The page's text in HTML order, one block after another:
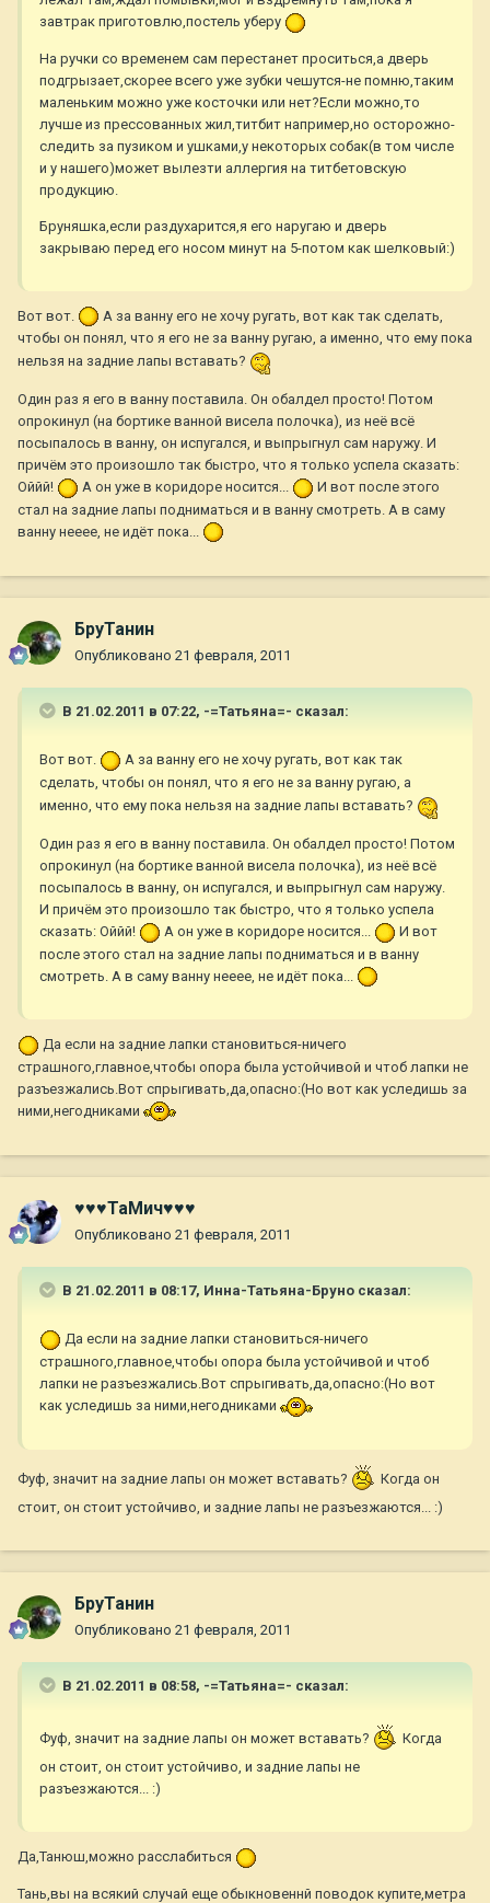
завтрак приготовлю,постель уберу
На ручки со временем сам перестанет проситься,а дверь
подгрызает,скорее всего уже зубки чешутся-не помню,таким
маленьким можно уже косточки или нет?Если можно,то
лучше из прессованных жил,титбит например,но осторожно-
следить за пузиком и ушками,у некоторых собак(в том числе
и у нашего)может вылезти аллергия на титбетовскую
продукцию.
Бруняшка,если раздухарится,я его наругаю и дверь
закрываю перед его носом минут на 5-потом как шелковый:)
Вот вот.
А за ванну его не хочу ругать, вот как так сделать,
чтобы он понял, что я его не за ванну ругаю, а именно, что ему пока
нельзя на задние лапы вставать?
Один раз я его в ванну поставила. Он обалдел просто! Потом
опрокинул (на бортике ванной висела полочка), из неё всё
посыпалось в ванну, он испугался, и выпрыгнул сам наружу. И
причём это произошло так быстро, что я только успела сказать:
Оййй!
А он уже в коридоре носится...
И вот после этого
стал на задние лапы подниматься и в ванну смотреть. А в саму
ванну нееее, не идёт пока...
БруТанин
Опубликовано 21 февраля, 2011
В 21.02.2011 в 07:22, -=Татьяна=- сказал:
Вот вот.
А за ванну его не хочу ругать, вот как так
сделать, чтобы он понял, что я его не за ванну ругаю, а
именно, что ему пока нельзя на задние лапы вставать?
Один раз я его в ванну поставила. Он обалдел просто! Потом
опрокинул (на бортике ванной висела полочка), из неё всё
посыпалось в ванну, он испугался, и выпрыгнул сам наружу.
И причём это произошло так быстро, что я только успела
сказать: Оййй!
А он уже в коридоре носится...
И вот
после этого стал на задние лапы подниматься и в ванну
смотреть. А в саму ванну нееее, не идёт пока...
Да если на задние лапки становиться-ничего
страшного,главное,чтобы опора была устойчивой и чтоб лапки не
разъезжались.Вот спрыгивать,да,опасно:(Но вот как уследишь за
ними,негодниками
♥♥♥ТаМич♥♥♥
Опубликовано 21 февраля, 2011
В 21.02.2011 в 08:17, Инна-Татьяна-Бруно сказал:
Да если на задние лапки становиться-ничего
страшного,главное,чтобы опора была устойчивой и чтоб
лапки не разъезжались.Вот спрыгивать,да,опасно:(Но вот
как уследишь за ними,негодниками
Фуф, значит на задние лапы он может вставать?
Когда он
стоит, он стоит устойчиво, и задние лапы не разъезжаются... :)
БруТанин
Опубликовано 21 февраля, 2011
В 21.02.2011 в 08:58, -=Татьяна=- сказал:
Фуф, значит на задние лапы он может вставать?
Когда
он стоит, он стоит устойчиво, и задние лапы не
разъезжаются... :)
Да,Танюш,можно расслабиться
Тань,вы на всякий случай еще обыкновеннй поводок купите,метра